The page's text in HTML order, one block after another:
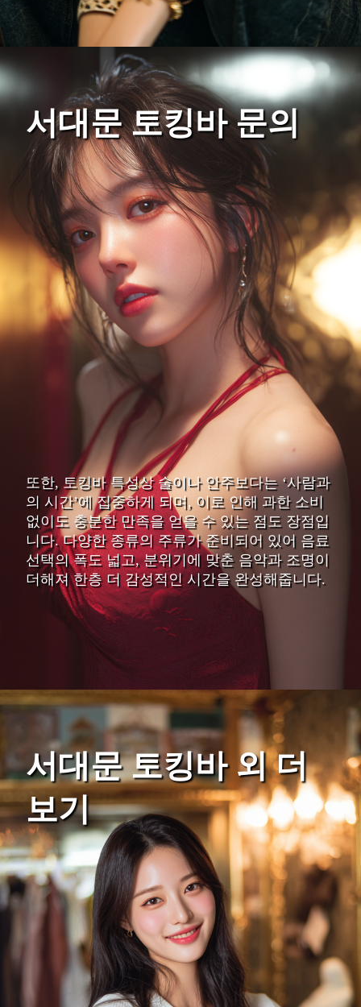
서대문 토킹바 문의
또한, 토킹바 특성상 술이나 안주보다는 ‘사람과
의 시간’에 집중하게 되며, 이로 인해 과한 소비
없이도 충분한 만족을 얻을 수 있는 점도 장점입
니다. 다양한 종류의 주류가 준비되어 있어 음료
선택의 폭도 넓고, 분위기에 맞춘 음악과 조명이
더해져 한층 더 감성적인 시간을 완성해줍니다.
서대문 토킹바 외 더
보기